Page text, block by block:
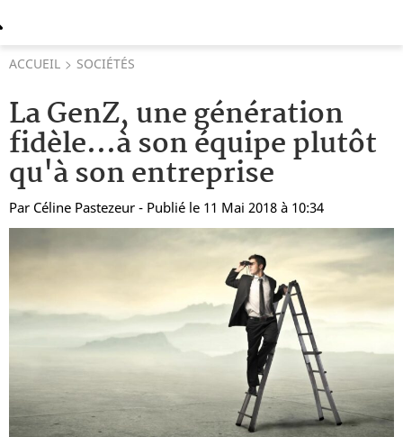
ACCUEIL SOCIÉTÉS
La GenZ, une génération
fidèle...à son équipe plutôt
qu'à son entreprise
Par Céline Pastezeur - Publié le 11 Mai 2018 à 10:34